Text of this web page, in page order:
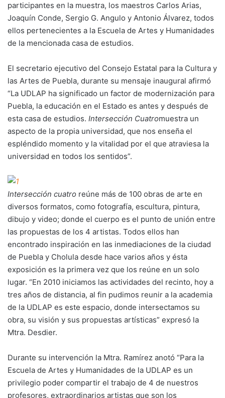
participantes en la muestra, los maestros Carlos Arias,
Joaquín Conde, Sergio G. Angulo y Antonio Álvarez, todos
ellos pertenecientes a la Escuela de Artes y Humanidades
de la mencionada casa de estudios.
El secretario ejecutivo del Consejo Estatal para la Cultura y
las Artes de Puebla, durante su mensaje inaugural afirmó
“La UDLAP ha significado un factor de modernización para
Puebla, la educación en el Estado es antes y después de
esta casa de estudios. Intersección Cuatromuestra un
aspecto de la propia universidad, que nos enseña el
espléndido momento y la vitalidad por el que atraviesa la
universidad en todos los sentidos”.
Intersección cuatro reúne más de 100 obras de arte en
diversos formatos, como fotografía, escultura, pintura,
dibujo y video; donde el cuerpo es el punto de unión entre
las propuestas de los 4 artistas. Todos ellos han
encontrado inspiración en las inmediaciones de la ciudad
de Puebla y Cholula desde hace varios años y ésta
exposición es la primera vez que los reúne en un solo
lugar. “En 2010 iniciamos las actividades del recinto, hoy a
tres años de distancia, al fin pudimos reunir a la academia
de la UDLAP es este espacio, donde intersectamos su
obra, su visión y sus propuestas artísticas” expresó la
Mtra. Desdier.
Durante su intervención la Mtra. Ramírez anotó “Para la
Escuela de Artes y Humanidades de la UDLAP es un
privilegio poder compartir el trabajo de 4 de nuestros
profesores, extraordinarios artistas que son los